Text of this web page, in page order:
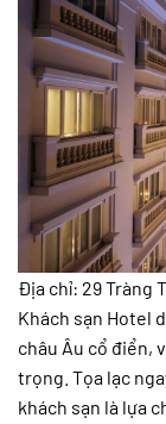
Địa chỉ: 29 Tràng
Khách sạn Hotel
châu Âu cổ điển,
trọng. Tọa lạc
khách sạn là lựa